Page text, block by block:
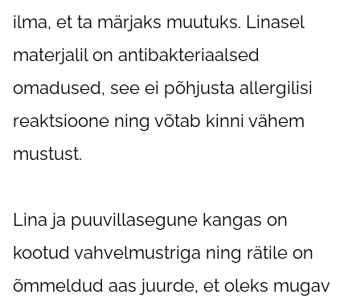
ilma, et ta märjaks muutuks. Linasel
materjalil on antibakteriaalsed
omadused, see ei põhjusta allergilisi
reaktsioone ning võtab kinni vähem
mustust.
Lina ja puuvillasegune kangas on
kootud vahvelmustriga ning rätile on
õmmeldud aas juurde, et oleks mugav